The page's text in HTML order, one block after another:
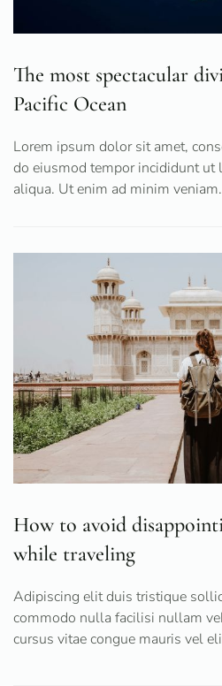
The most spectacular
Pacific Ocean
Lorem ipsum dolor sit amet,
do eiusmod tempor incididunt ut
aliqua. Ut enim ad minim veniam.
How to avoid
while traveling
Adipiscing elit duis tristique
commodo nulla facilisi nullam
cursus vitae congue mauris vel